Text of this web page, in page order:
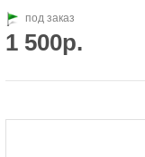
под заказ
1 500р.